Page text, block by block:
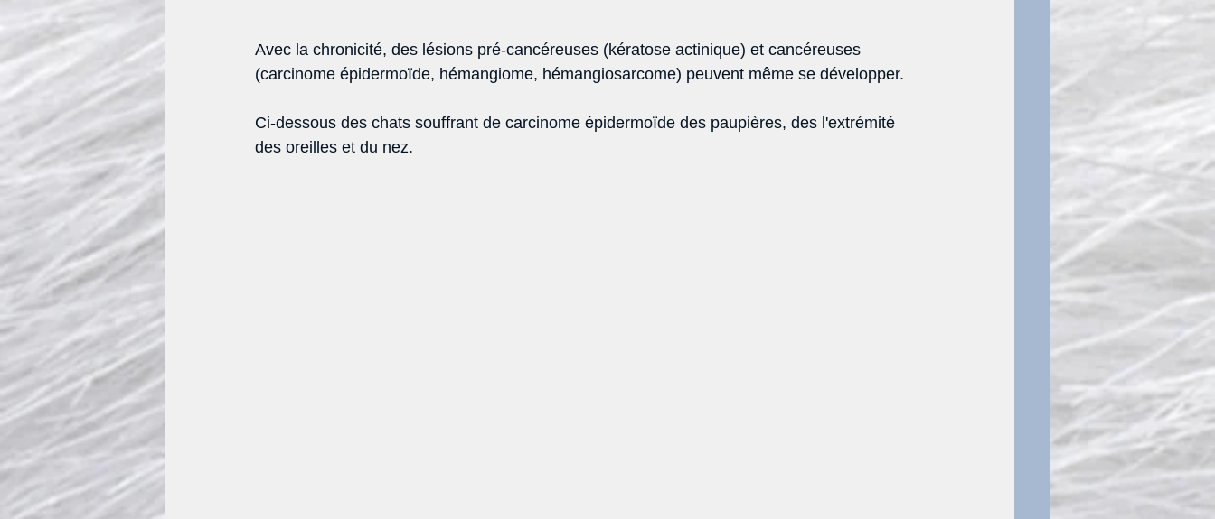
Avec la chronicité, des lésions pré-cancéreuses (kératose actinique) et cancéreuses
(carcinome épidermoïde, hémangiome, hémangiosarcome) peuvent même se développer.
Ci-dessous des chats souffrant de carcinome épidermoïde des paupières, des l'extrémité
des oreilles et du nez.